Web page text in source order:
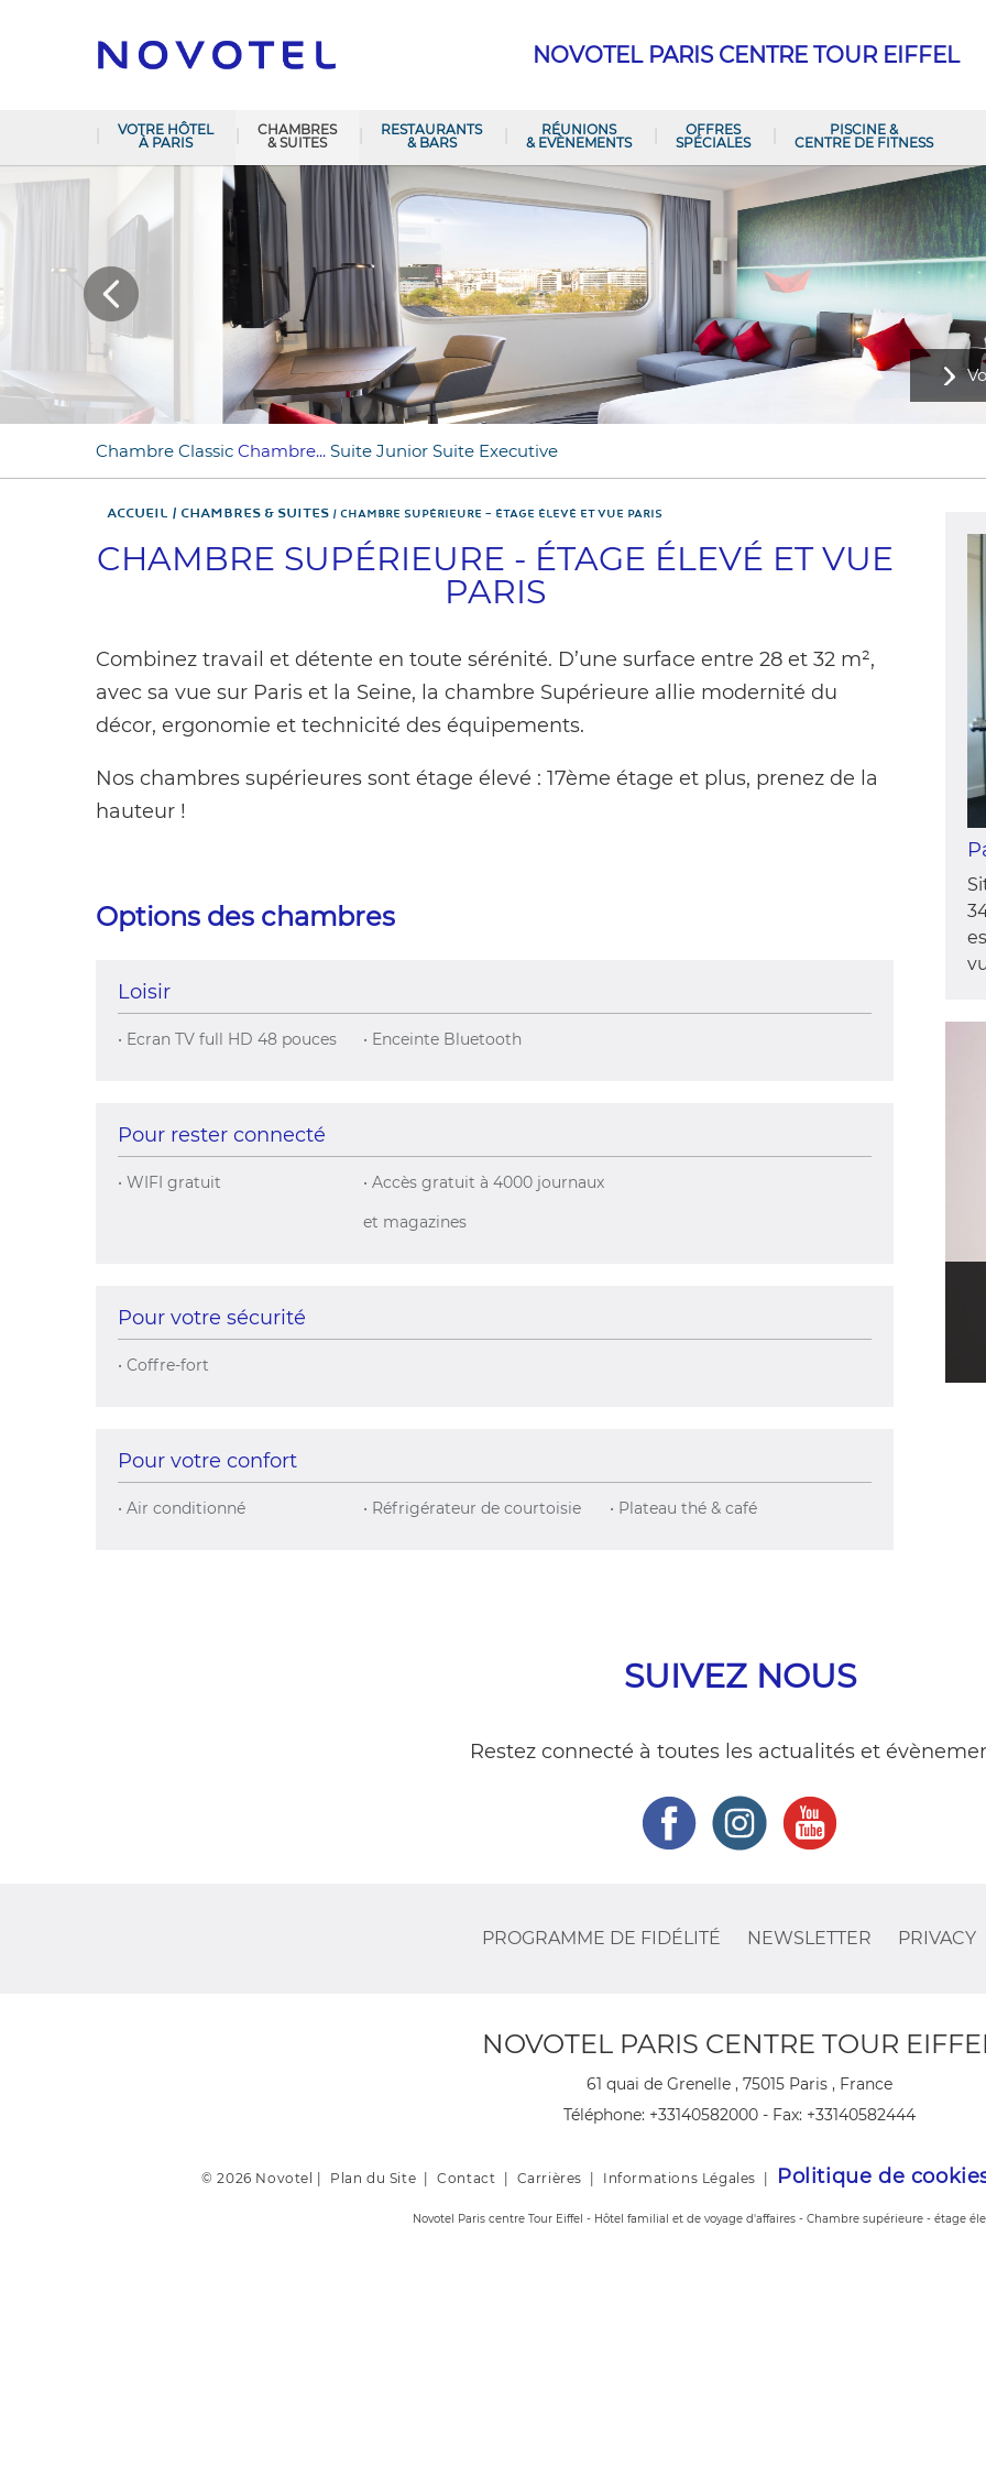
NOVOTEL PARIS CENTRE TOUR EIFFEL
VOTRE HÔTEL
À PARIS
CHAMBRES
& SUITES
RESTAURANTS
& BARS
RÉUNIONS
& EVÈNEMENTS
OFFRES
SPÉCIALES
PISCINE &
CENTRE DE FITNESS
Chambre Classic Chambre... Suite Junior Suite Executive
Accueil Chambres & Suites CHAMBRE SUPÉRIEURE – ÉTAGE ÉLEVÉ ET VUE PARIS
CHAMBRE SUPÉRIEURE - ÉTAGE ÉLEVÉ ET VUE
PARIS
Combinez travail et détente en toute sérénité. D’une surface entre 28 et 32 m²,
avec sa vue sur Paris et la Seine, la chambre Supérieure allie modernité du
décor, ergonomie et technicité des équipements.
Nos chambres supérieures sont étage élevé : 17ème étage et plus, prenez de la
hauteur !
Options des chambres
Loisir
• Ecran TV full HD 48 pouces • Enceinte Bluetooth
Pour rester connecté
• WIFI gratuit
• Accès gratuit à 4000 journaux
et magazines
Pour votre sécurité
• Coffre-fort
Pour votre confort
• Air conditionné • Réfrigérateur de courtoisie • Plateau thé & café
SUIVEZ NOUS
Restez connecté à toutes les actualités et
PROGRAMME DE FIDÉLITÉ NEWSLETTER PRIVACY
NOVOTEL PARIS CENTRE TOUR
61 quai de Grenelle , 75015 Paris , France
Téléphone: +33140582000 - Fax: +33140582444
© 2026 Novotel | Plan du Site |Contact Carrières Informations Légales Politique de
Novotel Paris centre Tour Eiffel - Hôtel familial et de voyage d'affaires - Chambre supérieure - étage